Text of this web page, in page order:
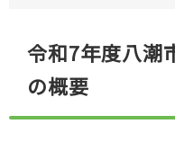
令和7年度八潮
の概要